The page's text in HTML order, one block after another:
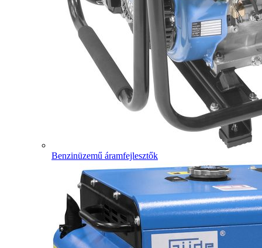
Benzinüzemű áramfejlesztők